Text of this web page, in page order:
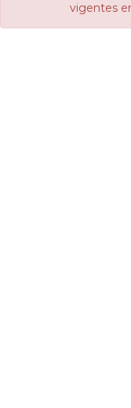
vigentes